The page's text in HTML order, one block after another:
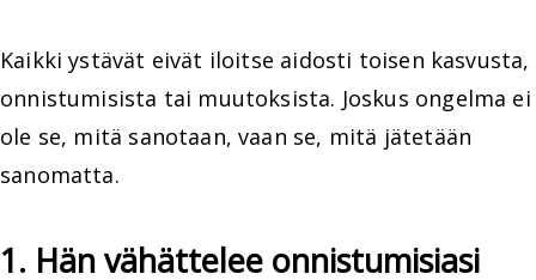
Kaikki ystävät eivät iloitse aidosti toisen kasvusta,
onnistumisista tai muutoksista. Joskus ongelma ei
ole se, mitä sanotaan, vaan se, mitä jätetään
sanomatta.
1. Hän vähättelee onnistumisiasi